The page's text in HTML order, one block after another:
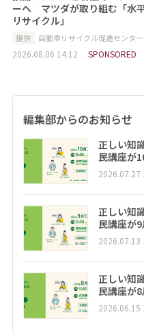
ーへ マツダが取り組む「水
リサイクル」
提供 自動車リサイクル促進センター
2026.08.06 14:12 SPONSORED
編集部からのお知らせ
正しい知
民講座が
2026.07.27
正しい知
民講座が
2026.07.13
正しい知
民講座が
2026.06.15